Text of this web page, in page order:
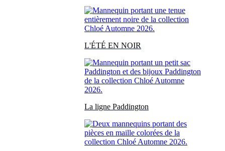
L'ÉTÉ EN NOIR
La ligne Paddington